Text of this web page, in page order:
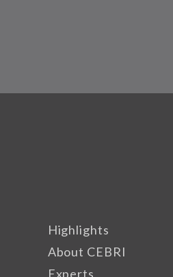
Highlights
About CEBRI
Experts